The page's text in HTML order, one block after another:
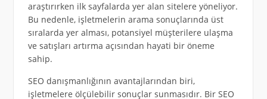
araştırırken ilk sayfalarda yer alan sitelere yöneliyor.
Bu nedenle, işletmelerin arama sonuçlarında üst
sıralarda yer alması, potansiyel müşterilere ulaşma
ve satışları artırma açısından hayati bir öneme
sahip.
SEO danışmanlığının avantajlarından biri,
işletmelere ölçülebilir sonuçlar sunmasıdır. Bir SEO